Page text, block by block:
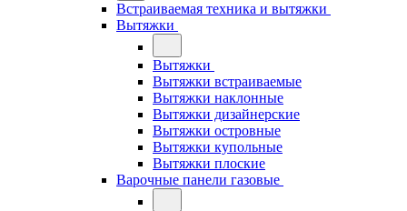
Встраиваемая техника и вытяжки
Вытяжки
Вытяжки
Вытяжки встраиваемые
Вытяжки наклонные
Вытяжки дизайнерские
Вытяжки островные
Вытяжки купольные
Вытяжки плоские
Варочные панели газовые